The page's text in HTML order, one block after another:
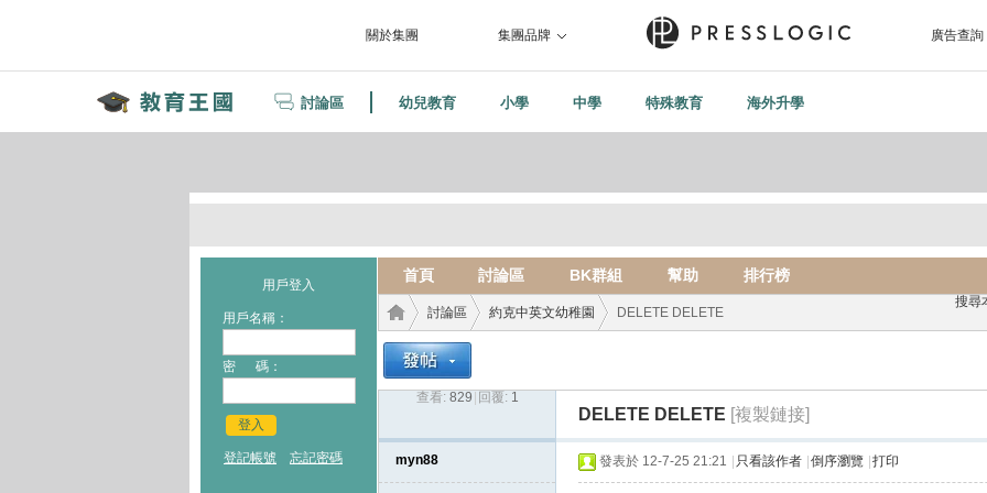
關於集團 集團品牌 廣告查詢
討論區 幼兒教育 小學 中學 特殊教育 海外升學
用戶登入
用戶名稱：
密 碼：
登入
登記帳號 忘記密碼
首頁 討論區 BK群組 幫助 排行榜
搜尋
討論區
›
約克中英文幼稚園
›
DELETE DELETE
查看: 829 回覆: 1
DELETE DELETE [複製鏈接]
myn88 發表於 12-7-25 21:21 只看該作者 倒序瀏覽 打印